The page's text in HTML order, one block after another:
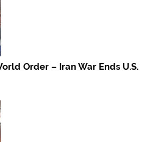
Order – Iran War Ends U.S.